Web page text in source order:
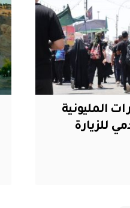
المليونية
للزيارة